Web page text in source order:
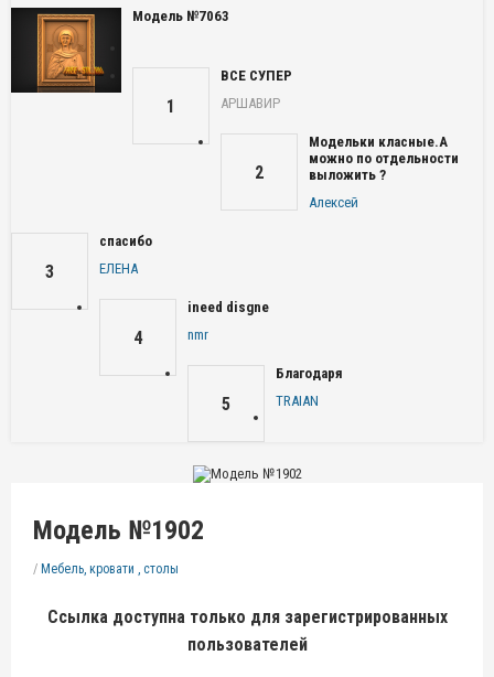
Модель №7063
1
ВСЕ СУПЕР
АРШАВИР
2
Модельки класные.А
можно по отдельности
выложить ?
Алексей
3
спасибо
ЕЛЕНА
4
ineed disgne
nmr
5
Благодаря
TRAIAN
Модель №1902
/ Мебель, кровати , столы
Ссылка доступна только для зарегистрированных
пользователей